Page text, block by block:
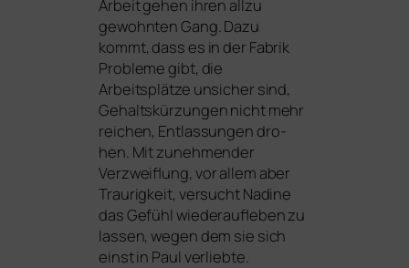
Arbeit gehen ihren all­zu
gewohn­ten Gang. Dazu
kommt, dass es in der Fabrik
Probleme gibt, die
Arbeitsplätze unsi­cher sind,
Gehaltskürzungen nicht mehr
rei­chen, Entlassungen dro­
hen. Mit zuneh­men­der
Verzweiflung, vor allem aber
Traurigkeit, ver­sucht Nadine
das Gefühl wie­der­auf­le­ben zu
las­sen, wegen dem sie sich
einst in Paul verliebte.